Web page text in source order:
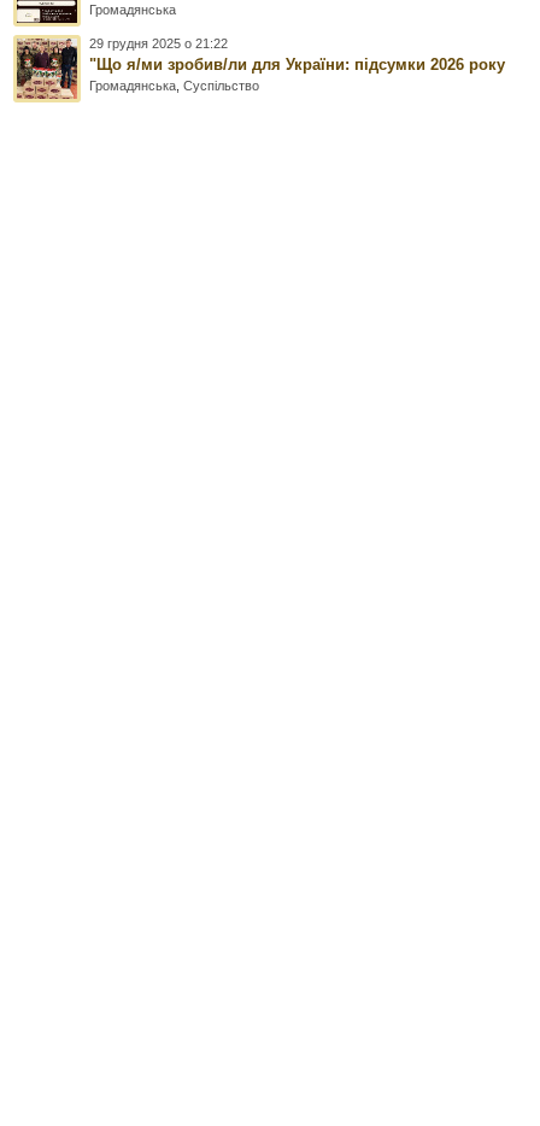
Громадянська
29 грудня 2025 о 21:22
"Що я/ми зробив/ли для України: підсумки 2026 року
Громадянська ,Суспільство